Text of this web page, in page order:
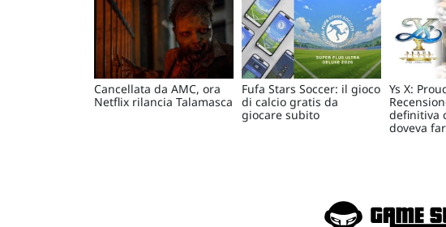
Cancellata da AMC, ora
Netflix rilancia Talamasca
Fufa Stars Soccer: il gioco
di calcio gratis da
giocare subito
Ys X:
definitiva
doveva